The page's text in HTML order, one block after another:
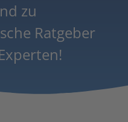
zu
Ratgeber